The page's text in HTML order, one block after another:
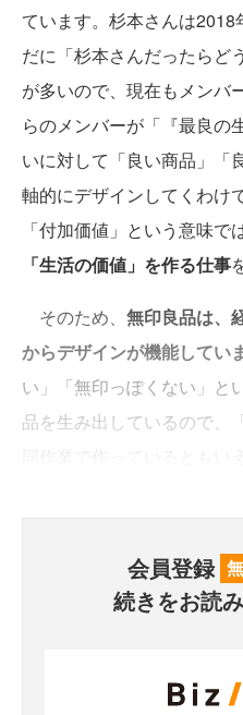
ています。杉本さんは2018
だに「杉本さんだったらど
が多いので、現在もメンバ
らのメンバーが「『最良の
いに対して「良い商品」「
軸的にデザインしてくわけ
「付加価値」という意味で
「生活の価値」を作る仕事
そのため、 無印良品は、
からデザインが機能してい
い」「無印っぽくない」と
品を生み出しているので、
会員登録
続きをお読